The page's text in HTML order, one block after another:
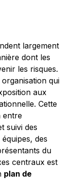
largement
dont les
les risques.
qui
aux
Cette
entre
suivi des
des
du
centraux est
plan de